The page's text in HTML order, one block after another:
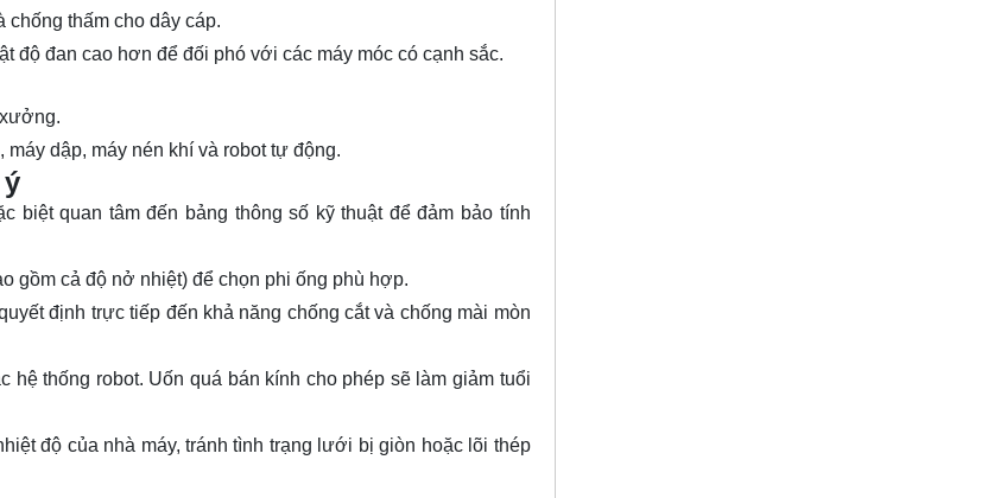
thấm cho dây cáp.
độ đan cao hơn để đối phó với các máy móc có cạnh sắc.
dập, máy nén khí và robot tự động.
biệt quan tâm đến bảng thông số kỹ thuật để đảm bảo tính
gồm cả độ nở nhiệt) để chọn phi ống phù hợp.
định trực tiếp đến khả năng chống cắt và chống mài mòn
hệ thống robot. Uốn quá bán kính cho phép sẽ làm giảm tuổi
độ của nhà máy, tránh tình trạng lưới bị giòn hoặc lõi thép